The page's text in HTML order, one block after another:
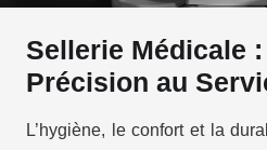
Sellerie Médicale
Précision au
L’hygiène, le confort et la